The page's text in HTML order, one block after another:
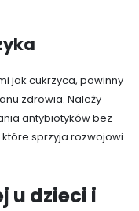
jak cukrzyca, powinny
zdrowia. Należy
antybiotyków bez
sprzyja rozwojowi
u dzieci i